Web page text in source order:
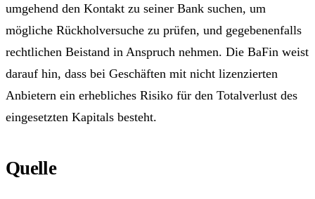
umgehend den Kontakt zu seiner Bank suchen, um
mögliche Rückholversuche zu prüfen, und gegebenenfalls
rechtlichen Beistand in Anspruch nehmen. Die BaFin weist
darauf hin, dass bei Geschäften mit nicht lizenzierten
Anbietern ein erhebliches Risiko für den Totalverlust des
eingesetzten Kapitals besteht.
Quelle